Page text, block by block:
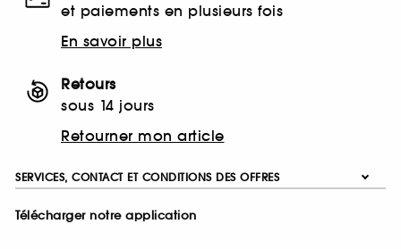
et paiements en plusieurs fois
En savoir plus
Retours
sous 14 jours
Retourner mon article
SERVICES, CONTACT ET CONDITIONS DES OFFRES
Télécharger notre application